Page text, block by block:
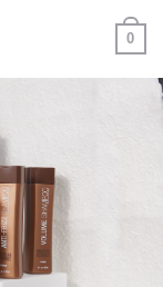
0